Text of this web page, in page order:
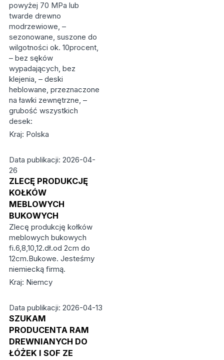
powyżej 70 MPa lub
twarde drewno
modrzewiowe, –
sezonowane, suszone do
wilgotności ok. 10procent,
– bez sęków
wypadających, bez
klejenia, – deski
heblowane, przeznaczone
na ławki zewnętrzne, –
grubość wszystkich
desek:
Kraj: Polska
Data publikacji: 2026-04-
26
ZLECĘ PRODUKCJĘ
KOŁKÓW
MEBLOWYCH
BUKOWYCH
Zlecę produkcję kołków
meblowych bukowych
fi.6,8,10,12.dł.od 2cm do
12cm.Bukowe. Jesteśmy
niemiecką firmą.
Kraj: Niemcy
Data publikacji: 2026-04-13
SZUKAM
PRODUCENTA RAM
DREWNIANYCH DO
ŁÓŻEK I SOF ZE